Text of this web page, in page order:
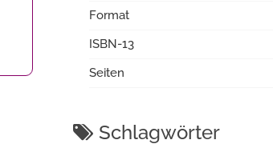
Format
ISBN-13
Seiten
Schlagwörter